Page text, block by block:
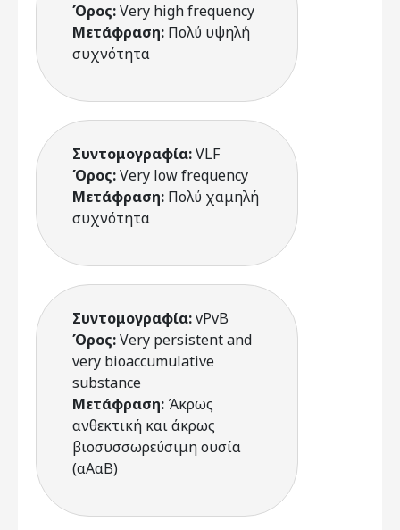
Όρος:Very high frequency
Μετάφραση: Πολύ υψηλή
συχνότητα
Συντομογραφία:VLF
Όρος:Very low frequency
Μετάφραση: Πολύ χαμηλή
συχνότητα
Συντομογραφία:vPvB
Όρος:Very persistent and
very bioaccumulative
substance
Μετάφραση: Άκρως
ανθεκτική και άκρως
βιοσυσσωρεύσιμη ουσία
(αΑαΒ)